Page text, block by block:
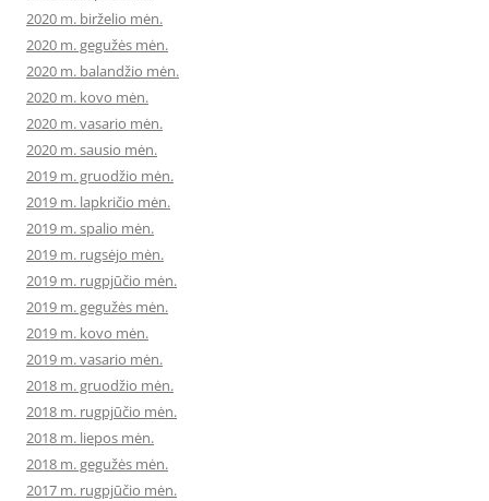
2020 m. birželio mėn.
2020 m. gegužės mėn.
2020 m. balandžio mėn.
2020 m. kovo mėn.
2020 m. vasario mėn.
2020 m. sausio mėn.
2019 m. gruodžio mėn.
2019 m. lapkričio mėn.
2019 m. spalio mėn.
2019 m. rugsėjo mėn.
2019 m. rugpjūčio mėn.
2019 m. gegužės mėn.
2019 m. kovo mėn.
2019 m. vasario mėn.
2018 m. gruodžio mėn.
2018 m. rugpjūčio mėn.
2018 m. liepos mėn.
2018 m. gegužės mėn.
2017 m. rugpjūčio mėn.